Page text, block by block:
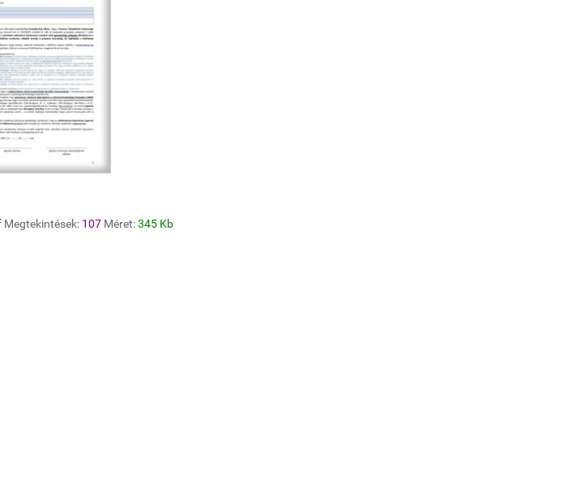
Megtekintések: 107 Méret:345 Kb